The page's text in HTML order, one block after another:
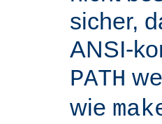
sicher,
ANSI-
PATH
wie